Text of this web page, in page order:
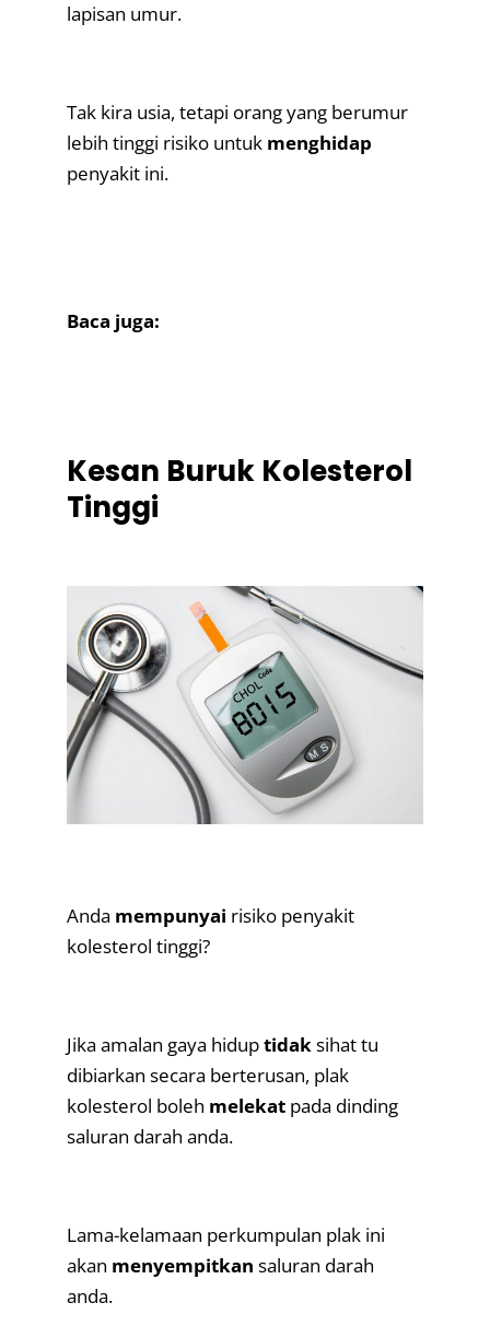
lapisan umur.
Tak kira usia, tetapi orang yang berumur
lebih tinggi risiko untuk menghidap
penyakit ini.
Baca juga:
Kesan Buruk Kolesterol
Tinggi
Anda mempunyai risiko penyakit
kolesterol tinggi?
Jika amalan gaya hiduptidak sihat tu
dibiarkan secara berterusan, plak
kolesterol boleh melekatpada dinding
saluran darah anda.
Lama-kelamaan perkumpulan plak ini
akan menyempitkan saluran darah
anda.